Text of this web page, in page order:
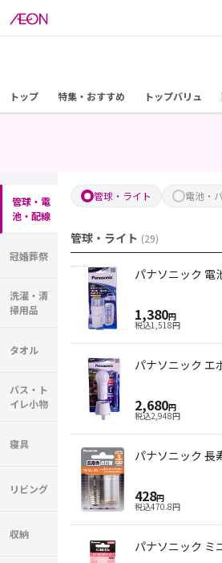
トップ 特集・おすすめ トップバリュ
管球・電
池・配線
冠婚葬祭
洗濯・清
掃用品
タオル
バス・ト
イレ小物
寝具
リビング
収納
管球・ライト 電池・
管球・ライト (29)
パナソニック 電
1,380円
税込1,518円
パナソニック エ
2,680円
税込2,948円
パナソニック 長
428円
税込470.8円
パナソニック ミ